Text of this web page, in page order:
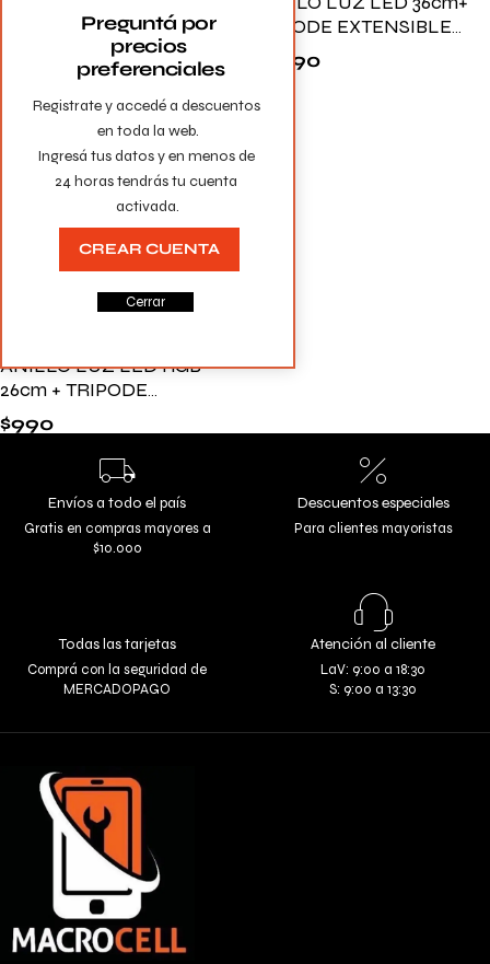
26cm + TRIPODE
EXTENSIBLE 1.2MTS
TRIPODE EXTENSIBLE
1.7MTS
2.890
ANILLO LUZ LED RGB
26cm + TRIPODE
EXTENSIBLE 1.7MTS
$990
Envíos a todo el país
Gratis en compras mayores a
$10.000
Descuentos especiales
Para clientes mayoristas
Todas las tarjetas
Comprá con la seguridad de
MERCADOPAGO
Atención al cliente
LaV: 9:00 a 18:30
S: 9:00 a 13:30
Registrate y accedé a descuentos
en toda la web.
Ingresá tus datos y en menos de
24 horas tendrás tu cuenta
activada.
Preguntá por
precios
preferenciales
CREAR CUENTA
Cerrar